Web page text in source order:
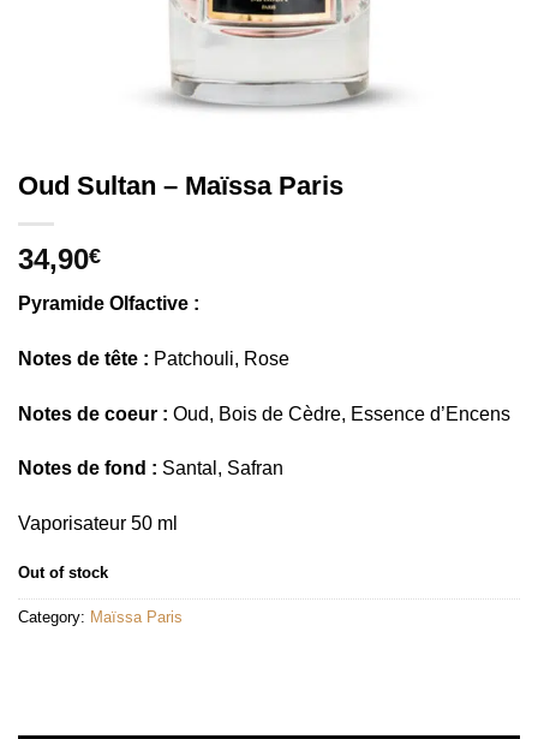
Oud Sultan – Maïssa Paris
34,90€
Pyramide Olfactive :
Notes de tête : Patchouli, Rose
Notes de coeur : Oud, Bois de Cèdre, Essence d’Encens
Notes de fond : Santal, Safran
Vaporisateur 50 ml
Out of stock
Category: Maïssa Paris